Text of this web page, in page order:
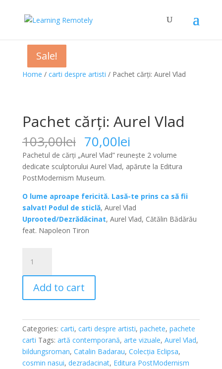
Home / carti despre artisti / Pachet cărți: Aurel Vlad
Sale!
Pachet cărți: Aurel Vlad
103,00lei Original
price
was:
103,00lei.
70,00leiCurrent
price
is:
70,00lei.
Pachetul de cărți „Aurel Vlad” reunește 2 volume
dedicate sculptorului Aurel Vlad, apărute la Editura
PostModernism Museum.
O lume aproape fericită. Lasă-te prins ca să fii
salvat! Podul de sticlă, Aurel Vlad
Uprooted/Dezrădăcinat, Aurel Vlad, Cătălin Bădărău
feat. Napoleon Tiron
cărți:
Aurel
Vlad
quantity
Add to cart
Categories: carti, carti despre artisti, pachete, pachete
carti Tags: artă contemporană, arte vizuale, Aurel Vlad,
bildungsroman, Catalin Badarau, Colecția Eclipsa,
cosmin nasui, dezradacinat, Editura PostModernism
Sale!
Sale!
Sale!
Sale!